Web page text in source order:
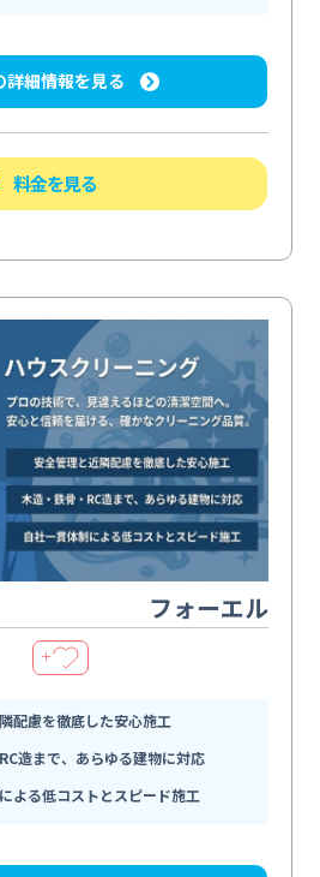
詳細情報を見る
料金を見る
フォーエル
＋
配慮を徹底した安心施工
造まで、あらゆる建物に対応
よる低コストとスピード施工